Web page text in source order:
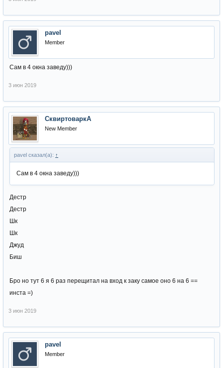
pavel
Member
Сам в 4 окна заведу)))
3 июн 2019
СквиртоваркА
New Member
pavel сказал(а): ↑
Сам в 4 окна заведу)))
Дестр
Дестр
Шк
Шк
Джуд
Биш
Бро но тут 6 я 6 раз перещитал на вход к заку самое оно 6 на 6 ==
инста =)
3 июн 2019
pavel
Member